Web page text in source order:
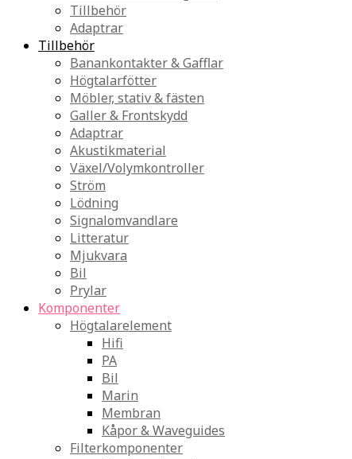
Tillbehör
Adaptrar
Tillbehör
Banankontakter & Gafflar
Högtalarfötter
Möbler, stativ & fästen
Galler & Frontskydd
Adaptrar
Akustikmaterial
Växel/Volymkontroller
Ström
Lödning
Signalomvandlare
Litteratur
Mjukvara
Bil
Prylar
Komponenter
Högtalarelement
Hifi
PA
Bil
Marin
Membran
Kåpor & Waveguides
Filterkomponenter